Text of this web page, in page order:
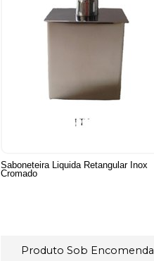
Saboneteira Liquida Retangular Inox
Cromado
Produto Sob Encomenda